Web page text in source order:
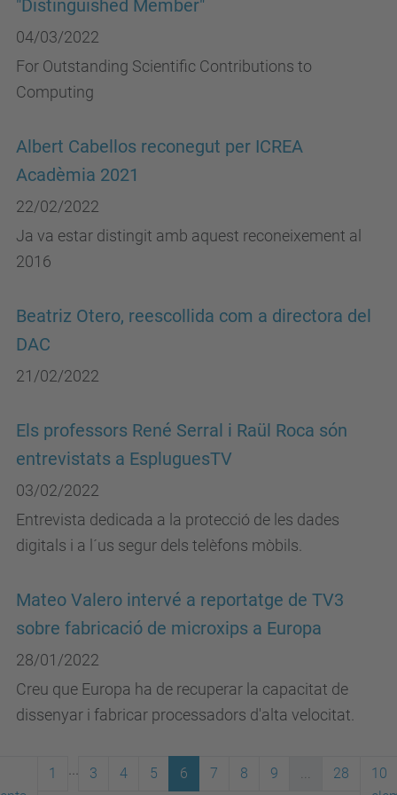
"Distinguished Member"
04/03/2022
For Outstanding Scientific Contributions to
Computing
Albert Cabellos reconegut per ICREA
Acadèmia 2021
22/02/2022
Ja va estar distingit amb aquest reconeixement al
2016
Beatriz Otero, reescollida com a directora del
DAC
21/02/2022
Els professors René Serral i Raül Roca són
entrevistats a EspluguesTV
03/02/2022
Entrevista dedicada a la protecció de les dades
digitals i a l´us segur dels telèfons mòbils.
Mateo Valero intervé a reportatge de TV3
sobre fabricació de microxips a Europa
28/01/2022
Creu que Europa ha de recuperar la capacitat de
dissenyar i fabricar processadors d'alta velocitat.
1 3 4 5 6 7 8 9 ... 28
10